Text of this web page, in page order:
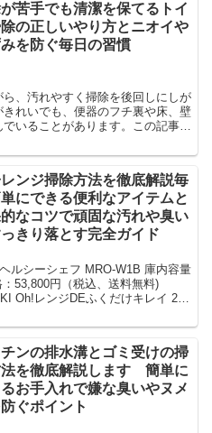
苦手でも清潔を保てるトイ
の正しいやり方とニオイや
を防ぐ毎日の習慣
、汚れやすく掃除を後回しにしが
れいでも、便器のフチ裏や床、壁
いることがあります。この記事で
ンジ掃除方法を徹底解説毎
単にできる便利なアイテムと
なコツで頑固な汚れや臭い
っきり落とす完全ガイド
ルシーシェフ MRO-W1B 庫内容量
53,800円（税込、送料無料)
Oh!レンジDEふくだけキレイ 2個
ンの排水溝とゴミ受けの掃
法を徹底解説します 簡単に
お手入れで嫌な臭いやヌメ
ぐポイント